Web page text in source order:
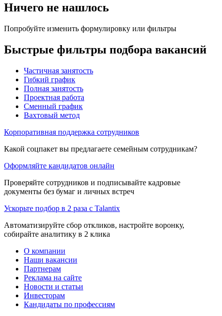
Ничего не нашлось
Попробуйте изменить формулировку или фильтры
Быстрые фильтры подбора вакансий
Частичная занятость
Гибкий график
Полная занятость
Проектная работа
Сменный график
Вахтовый метод
Корпоративная поддержка сотрудников
Какой соцпакет вы предлагаете семейным сотрудникам?
Оформляйте кандидатов онлайн
Проверяйте сотрудников и подписывайте кадровые
документы без бумаг и личных встреч
Ускорьте подбор в 2 раза с Talantix
Автоматизируйте сбор откликов, настройте воронку,
собирайте аналитику в 2 клика
О компании
Наши вакансии
Партнерам
Реклама на сайте
Новости и статьи
Инвесторам
Кандидаты по профессиям